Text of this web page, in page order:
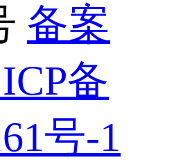
备案
备
号-1